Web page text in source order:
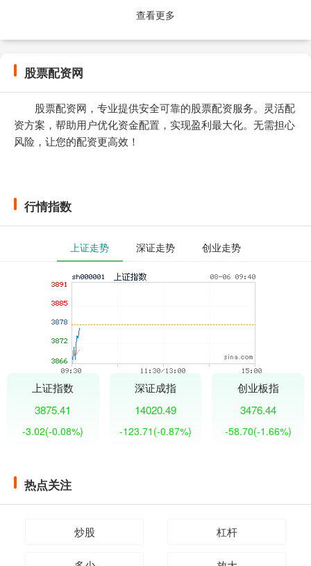
查看更多
股票配资网
股票配资网，专业提供安全可靠的股票配资服务。灵活配
资方案，帮助用户优化资金配置，实现盈利最大化。无需担心
风险，让您的配资更高效！
行情指数
上证走势 深证走势 创业走势
上证指数
3875.41
-3.02(-0.08%)
深证成指
14020.49
-123.71 (-0.87%)
创业板指
3476.44
-58.70(-1.66%)
热点关注
炒股 杠杆